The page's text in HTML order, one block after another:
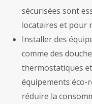
sécurisées sont
locataires et pour
Installer des
comme des
thermostatiques
équipements éco-
réduire la